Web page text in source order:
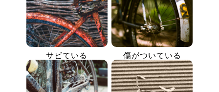
サビている 傷がついている